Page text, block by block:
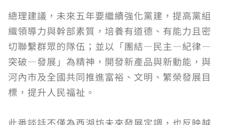
總理建議，未來五年要繼續強化黨建，提高黨組
織領導力與幹部素質，培養有道德、有能力且密
切聯繫群眾的隊伍；並以「團結—民主—紀律—
突破—發展」為精神，開發新產品與新動能，與
河內市及全國共同推進富裕、文明、繁榮發展目
標，提升人民福祉。